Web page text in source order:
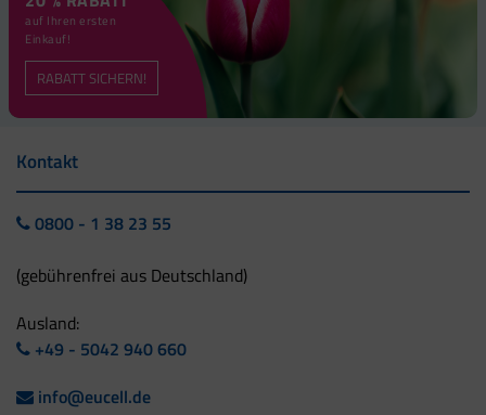
auf Ihren ersten
Einkauf!
RABATT SICHERN!
Kontakt
0800 - 1 38 23 55
(gebührenfrei aus Deutschland)
Ausland:
+49 - 5042 940 660
info@eucell.de